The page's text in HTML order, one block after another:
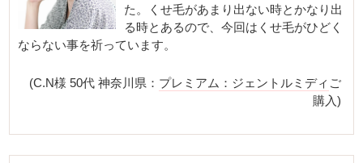
た。くせ毛があまり出ない時とかなり出
る時とあるので、今回はくせ毛がひどく
ならない事を祈っています。
(C.N様 50代 神奈川県： プレミアム：ジェントルミディ ご
購入)